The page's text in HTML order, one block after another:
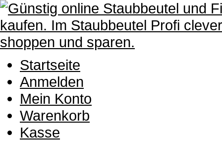
Startseite
Anmelden
Mein Konto
Warenkorb
Kasse